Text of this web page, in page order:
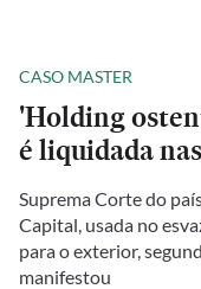
CASO MASTER
'Holding
é liquidada
Suprema Corte do
Capital, usada no
para o exterior,
manifestou